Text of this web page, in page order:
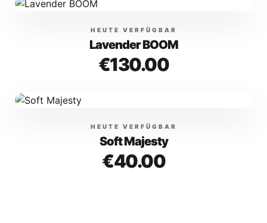
HEUTE VERFÜGBAR
Lavender BOOM
€130.00
HEUTE VERFÜGBAR
Soft Majesty
€40.00